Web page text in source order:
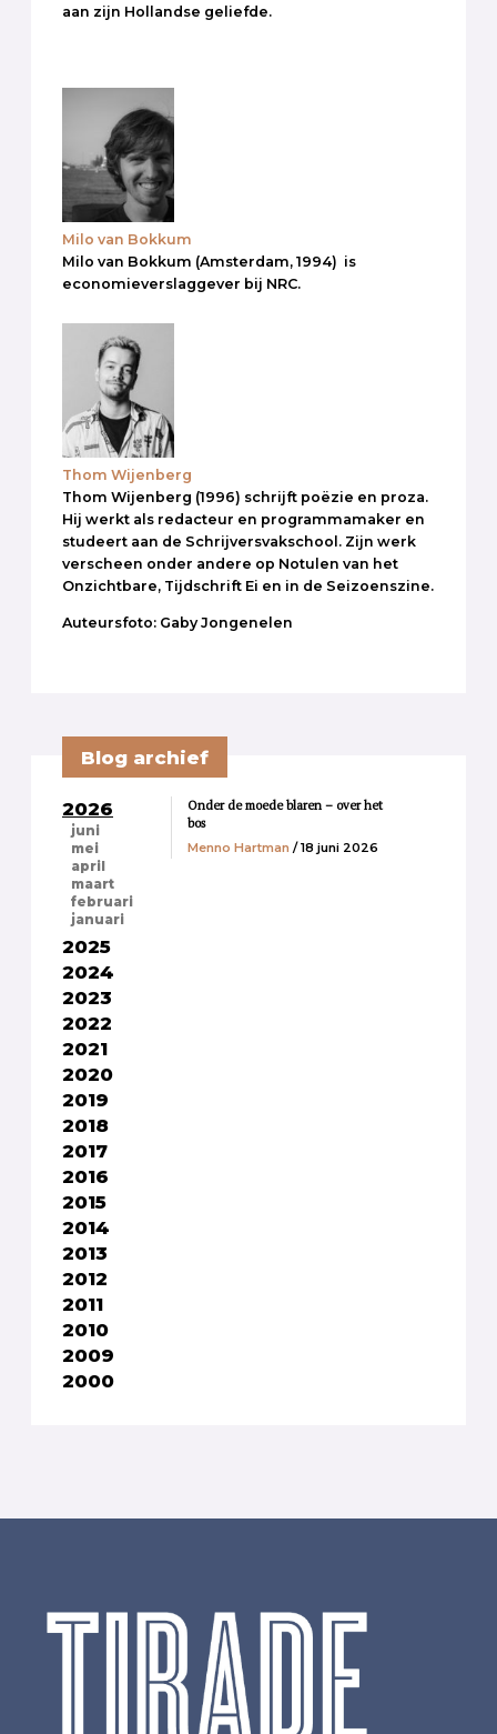
aan zijn Hollandse geliefde.
Milo van Bokkum
Milo van Bokkum (Amsterdam, 1994) is
economieverslaggever bij NRC.
Thom Wijenberg
Thom Wijenberg (1996) schrijft poëzie en proza.
Hij werkt als redacteur en programmamaker en
studeert aan de Schrijversvakschool. Zijn werk
verscheen onder andere op Notulen van het
Onzichtbare, Tijdschrift Ei en in de Seizoenszine.
Auteursfoto: Gaby Jongenelen
Blog archief
2026
juni
mei
april
maart
februari
januari
2025
2024
2023
2022
2021
2020
2019
2018
2017
2016
2015
2014
2013
2012
2011
2010
2009
2000
Onder de moede blaren – over het
bos
Menno Hartman / 18 juni 2026